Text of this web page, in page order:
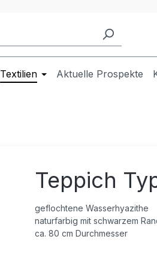
Textilien Aktuelle Prospekte
Teppich
geflochtene Wasserhyazithe
naturfarbig mit schwarzem
ca. 80 cm Durchmesser